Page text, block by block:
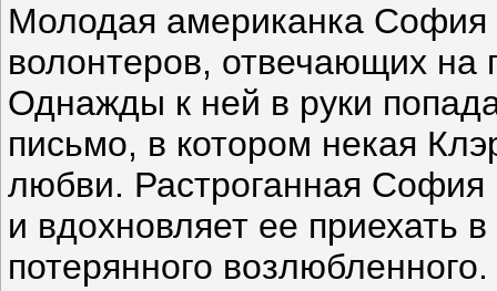
Молодая американка София
волонтеров, отвечающих на
Однажды к ней в руки
письмо, в котором некая
любви. Растроганная София
и вдохновляет ее приехать
потерянного